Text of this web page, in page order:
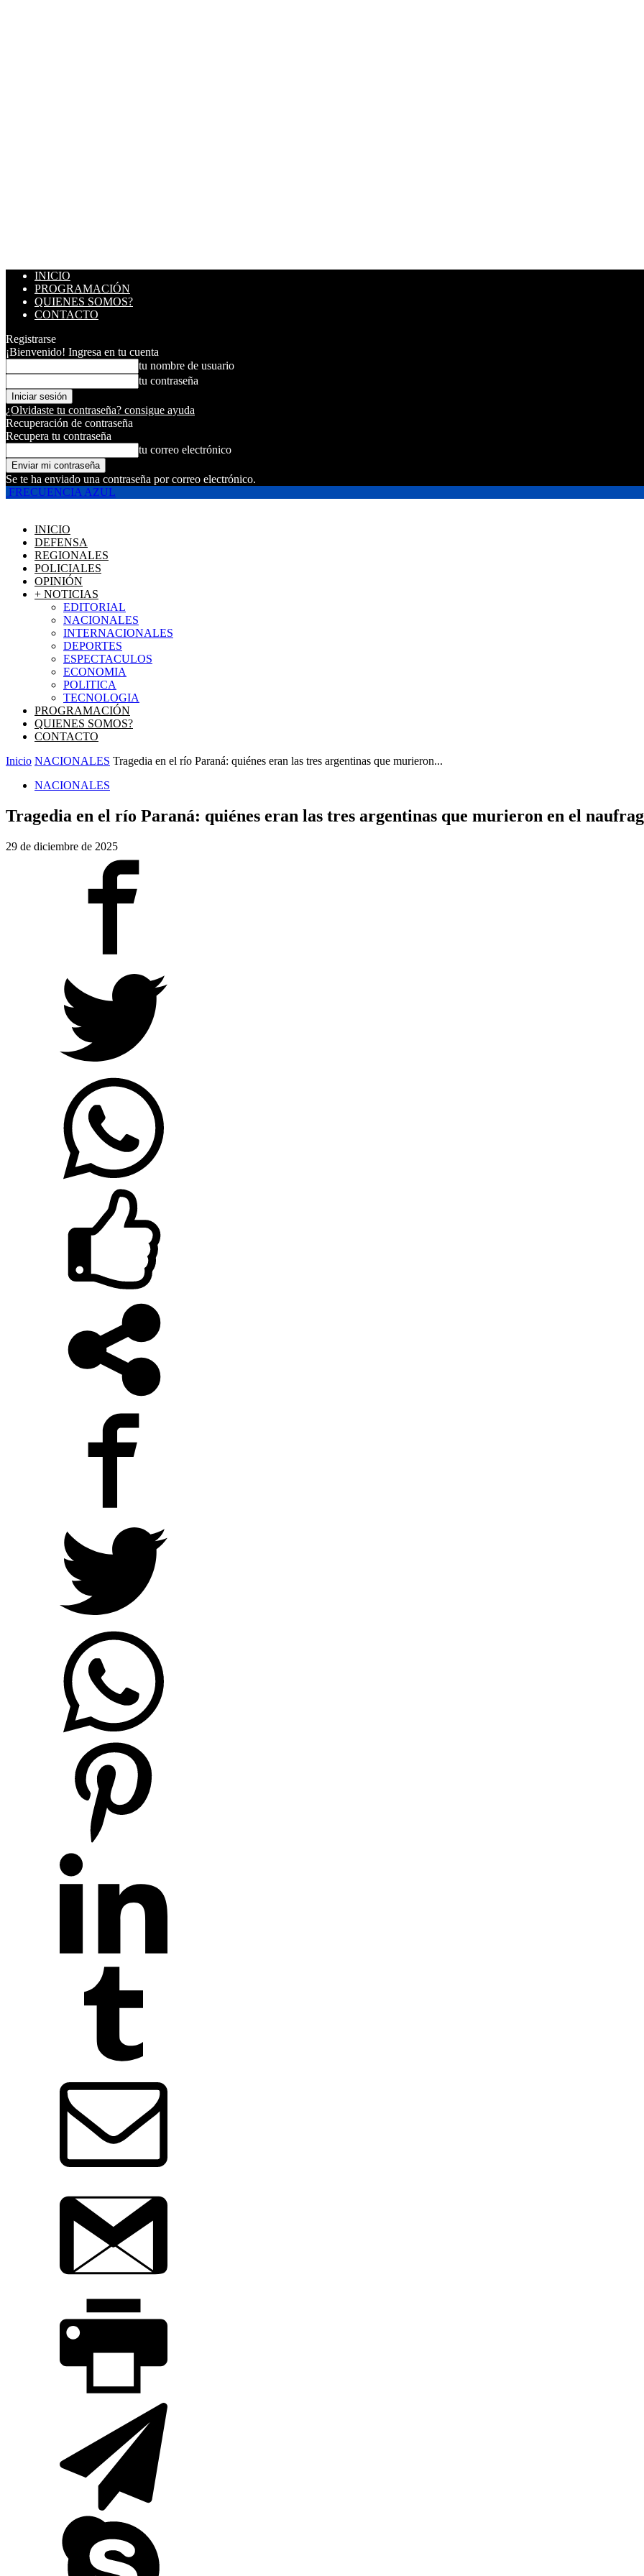
INICIO
PROGRAMACIÓN
QUIENES SOMOS?
CONTACTO
Registrarse
¡Bienvenido! Ingresa en tu cuenta
tu nombre de usuario
tu contraseña
¿Olvidaste tu contraseña? consigue ayuda
Recuperación de contraseña
Recupera tu contraseña
tu correo electrónico
Se te ha enviado una contraseña por correo electrónico.
FRECUENCIA AZUL
INICIO
DEFENSA
REGIONALES
POLICIALES
OPINIÓN
+ NOTICIAS
EDITORIAL
NACIONALES
INTERNACIONALES
DEPORTES
ESPECTACULOS
ECONOMIA
POLITICA
TECNOLOGIA
PROGRAMACIÓN
QUIENES SOMOS?
CONTACTO
Inicio NACIONALES Tragedia en el río Paraná: quiénes eran las tres argentinas que murieron...
NACIONALES
Tragedia en el río Paraná: quiénes eran las tres argentinas que murieron en el
29 de diciembre de 2025